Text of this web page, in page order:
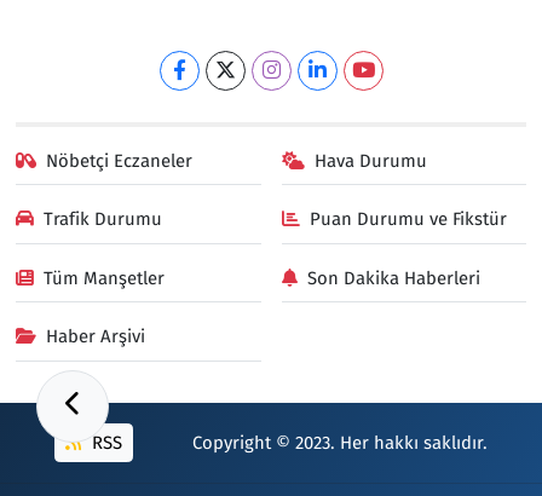
Nöbetçi Eczaneler Hava Durumu
Trafik Durumu Puan Durumu ve Fikstür
Tüm Manşetler Son Dakika Haberleri
Haber Arşivi
RSS Copyright © 2023. Her hakkı saklıdır.